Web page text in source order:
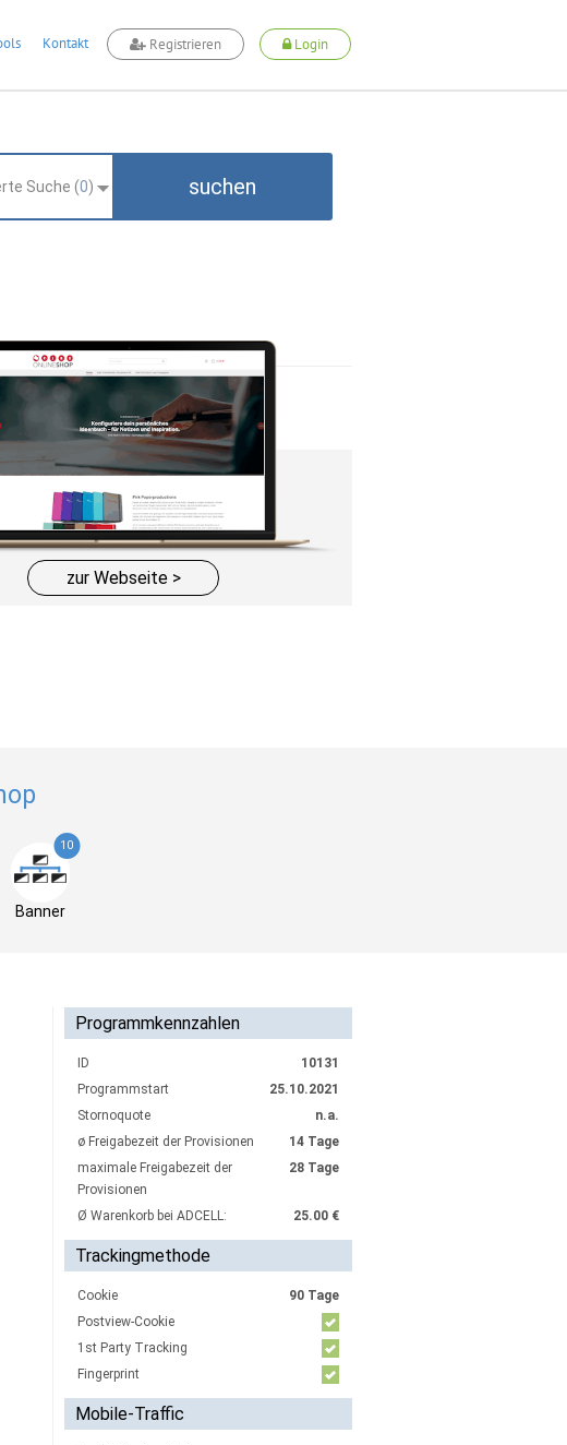
Kontakt Registrieren Login
Suche (0) suchen
zur Webseite >
10
Banner
Programmkennzahlen
ID
10131
Programmstart
25.10.2021
Stornoquote
n.a.
ø Freigabezeit der Provisionen
14 Tage
maximale Freigabezeit der
Provisionen
28 Tage
Ø Warenkorb bei ADCELL: 25.00 €
Trackingmethode
Cookie
90 Tage
Postview-Cookie
1st Party Tracking
Fingerprint
Mobile-Traffic